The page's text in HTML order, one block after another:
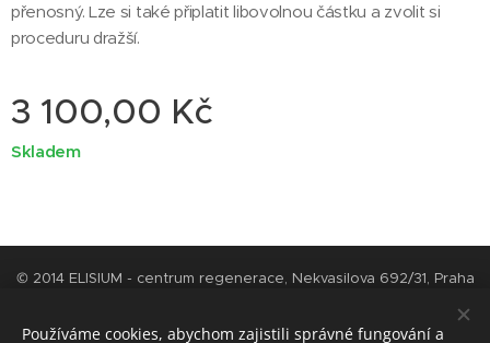
přenosný. Lze si také připlatit libovolnou částku a zvolit si
proceduru dražší.
3 100,00 Kč
Skladem
© 2014 ELISIUM - centrum regenerace, Nekvasilova 692/31, Praha
Cookies
Používáme cookies, abychom zajistili správné fungování a